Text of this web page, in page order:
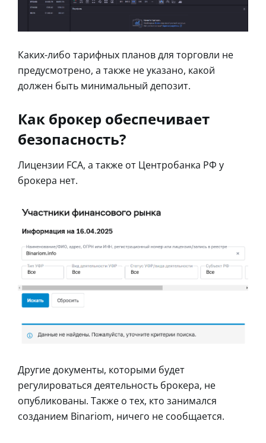
Каких-либо тарифных планов для торговли не
предусмотрено, а также не указано, какой
должен быть минимальный депозит.
Как брокер обеспечивает
безопасность?
Лицензии FCA, а также от Центробанка РФ у
брокера нет.
Другие документы, которыми будет
регулироваться деятельность брокера, не
опубликованы. Также о тех, кто занимался
созданием Binariom, ничего не сообщается.